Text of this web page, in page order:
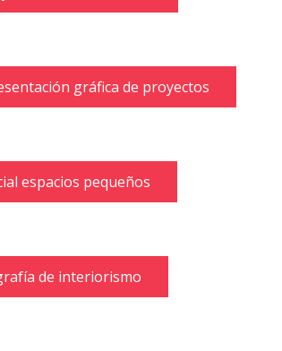
gráfica de proyectos
espacios pequeños
de interiorismo